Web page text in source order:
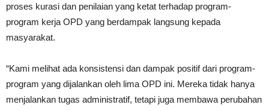
proses kurasi dan penilaian yang ketat terhadap program-
program kerja OPD yang berdampak langsung kepada
masyarakat.
“Kami melihat ada konsistensi dan dampak positif dari program-
program yang dijalankan oleh lima OPD ini. Mereka tidak hanya
menjalankan tugas administratif, tetapi juga membawa perubahan